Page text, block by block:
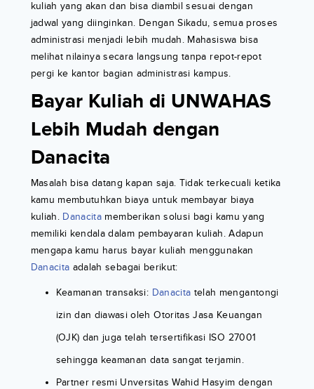
kuliah yang akan dan bisa diambil sesuai dengan
jadwal yang diinginkan. Dengan Sikadu, semua proses
administrasi menjadi lebih mudah. Mahasiswa bisa
melihat nilainya secara langsung tanpa repot-repot
pergi ke kantor bagian administrasi kampus.
Bayar Kuliah di UNWAHAS
Lebih Mudah dengan
Danacita
Masalah bisa datang kapan saja. Tidak terkecuali ketika
kamu membutuhkan biaya untuk membayar biaya
kuliah. Danacita memberikan solusi bagi kamu yang
memiliki kendala dalam pembayaran kuliah. Adapun
mengapa kamu harus bayar kuliah menggunakan
Danacita adalah sebagai berikut:
Keamanan transaksi: Danacita telah mengantongi
izin dan diawasi oleh Otoritas Jasa Keuangan
(OJK) dan juga telah tersertifikasi ISO 27001
sehingga keamanan data sangat terjamin.
Partner resmi Unversitas Wahid Hasyim dengan